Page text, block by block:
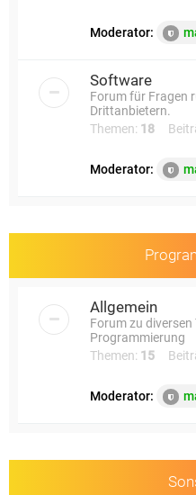
Moderator:
Software
Forum für Fragen
Drittanbietern.
Themen: 18
Moderator:
Allgemein
Forum zu
Programmierung
Themen: 15
Moderator: